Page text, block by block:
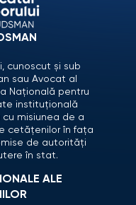
cunoscut și sub
sau Avocat al
Națională pentru
instituțională
misiunea de a
cetățenilor în fața
de autorități
în stat.
ALE